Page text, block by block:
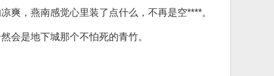
爽，燕南感觉心里装了点什么，不再是空****。
会是地下城那个不怕死的青竹。